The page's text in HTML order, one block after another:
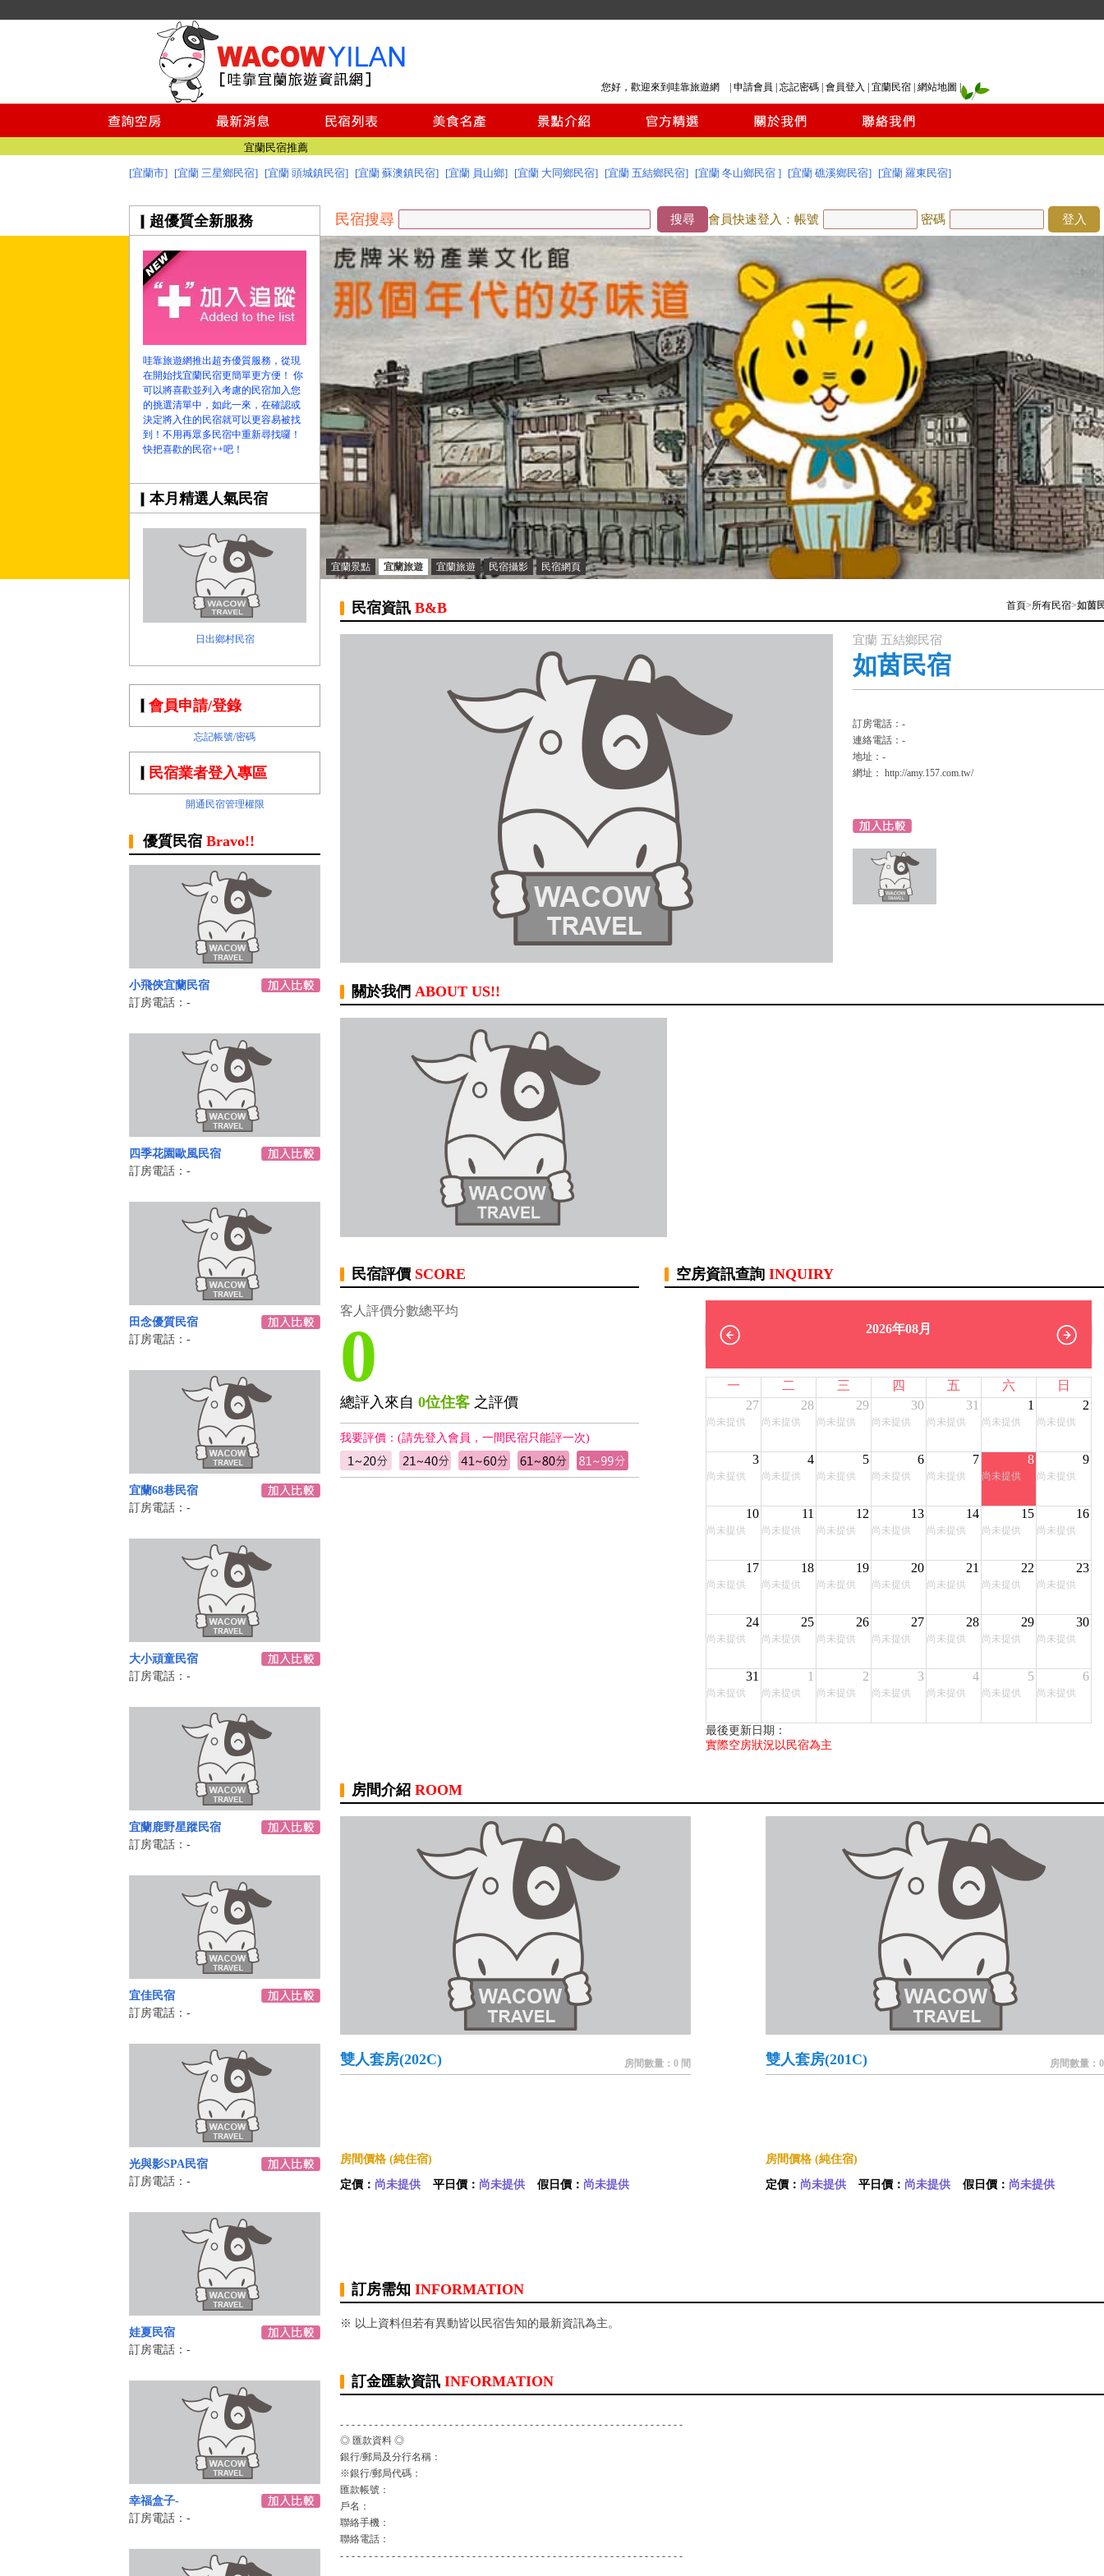
您好，歡迎來到哇靠旅遊網 | 申請會員 忘記密碼 會員登入 宜蘭民宿 網站地圖
宜蘭景點推薦
澎湖民宿推薦
綠島民宿
小琉球民宿
台南民宿
宜蘭民宿推薦
宜蘭美食
宜蘭景點推薦
澎湖民宿推薦
小琉球民宿
台南民宿
[宜蘭市] [宜蘭 三星鄉民宿] [宜蘭 頭城鎮民宿] [宜蘭 蘇澳鎮民宿] [宜蘭 員山鄉] [宜蘭 大同鄉民宿] [宜蘭 五結鄉民宿] [宜蘭 冬山鄉民宿 ] [宜蘭 礁溪鄉民宿] [宜蘭 羅東民宿]
超優質全新服務
哇靠旅遊網推出超夯優質服務，從現
在開始找宜蘭民宿更簡單更方便！ 你
可以將喜歡並列入考慮的民宿加入您
的挑選清單中，如此一來，在確認或
決定將入住的民宿就可以更容易被找
到！不用再眾多民宿中重新尋找囉！
快把喜歡的民宿++吧！
本月精選人氣民宿
日出鄉村民宿
宜蘭景點 宜蘭旅遊 宜蘭旅遊 民宿攝影 民宿網頁
民宿搜尋 搜尋 會員快速登入：帳號 密碼 登入
會員申請/登錄
忘記帳號/密碼
民宿業者登入專區
開通民宿管理權限
優質民宿 Bravo!!
小飛俠宜蘭民宿
訂房電話：-
四季花園歐風民宿
訂房電話：-
田念優質民宿
訂房電話：-
宜蘭68巷民宿
訂房電話：-
大小頑童民宿
訂房電話：-
宜蘭鹿野星蹤民宿
訂房電話：-
宜佳民宿
訂房電話：-
光與影SPA民宿
訂房電話：-
娃夏民宿
訂房電話：-
幸福盒子-
訂房電話：-
民宿資訊 B&B 首頁>所有民宿>如茵
宜蘭 五結鄉民宿
如茵民宿
訂房電話：-
連絡電話：-
地址：-
網址： http://amy.157.com.tw/
關於我們 ABOUT US!!
民宿評價 SCORE
客人評價分數總平均
0
總評入來自 0位住客 之評價
我要評價：(請先登入會員，一間民宿只能評一次)
空房資訊查詢 INQUIRY
2026年08月
一 二 三 四 五 六
日
27
尚未提供
28
尚未提供
29
尚未提供
30
尚未提供
31
尚未提供
1
尚未提供
2
尚未提供
3
尚未提供
4
尚未提供
5
尚未提供
6
尚未提供
7
尚未提供
8
尚未提供
9
尚未提供
10
尚未提供
11
尚未提供
12
尚未提供
13
尚未提供
14
尚未提供
15
尚未提供
16
尚未提供
17
尚未提供
18
尚未提供
19
尚未提供
20
尚未提供
21
尚未提供
22
尚未提供
23
尚未提供
24
尚未提供
25
尚未提供
26
尚未提供
27
尚未提供
28
尚未提供
29
尚未提供
30
尚未提供
31
尚未提供
1
尚未提供
2
尚未提供
3
尚未提供
4
尚未提供
5
尚未提供
6
尚未提供
最後更新日期：
實際空房狀況以民宿為主
房間介紹 ROOM
雙人套房(202C) 房間數量：0 間
房間價格 (純住宿)
定價： 尚未提供 平日價： 尚未提供 假日價： 尚未提供
雙人套房(201C) 房間數量：
房間價格 (純住宿)
定價： 尚未提供 平日價： 尚未提供 假日價： 尚未提供
訂房需知 INFORMATION
※ 以上資料但若有異動皆以民宿告知的最新資訊為主。
訂金匯款資訊 INFORMATION
- - - - - - - - - - - - - - - - - - - - - - - - - - - - - - - - - - - - - - - - - - - - - - - - - - - - - - - - - - - -
◎ 匯款資料 ◎
銀行/郵局及分行名稱：
※銀行/郵局代碼：
匯款帳號：
戶名：
聯絡手機：
聯絡電話：
- - - - - - - - - - - - - - - - - - - - - - - - - - - - - - - - - - - - - - - - - - - - - - - - - - - - - - - - - - - -